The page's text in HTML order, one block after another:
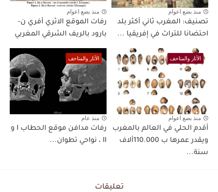
منذ بضع اعوام
تصنيف: المغرب ثاني أكثر بلد
احتضانا للتراث في إفريقيا ...
منذ بضع اعوام
رفات الموقع الاثري أفري ن-
بارود بالريف الشرقي المغربي
الآثار والمتاحف
منذ بضع اعوام
أقدم الحلي في العالم بالمغرب
ويقدر عمرها ب 110.000ألاف
سنة...
الآثار والمتاحف
منذ عام
رفات مدافن موقع الحطاب I و
II ، نواحي تطوان...
تعليقات